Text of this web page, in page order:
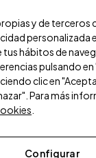
y de terceros
personalizada
hábitos de
pulsando
clic en
Para más
Configurar